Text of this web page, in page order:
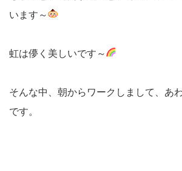
います～
虹は儚く美しいです～
そんな中、朝からワークしまして、あ
です。